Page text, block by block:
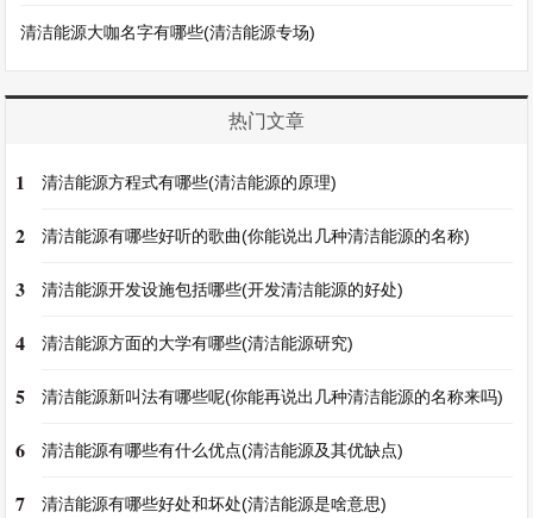
清洁能源大咖名字有哪些(清洁能源专场)
热门文章
1 清洁能源方程式有哪些(清洁能源的原理)
2 清洁能源有哪些好听的歌曲(你能说出几种清洁能源的名称)
3 清洁能源开发设施包括哪些(开发清洁能源的好处)
4 清洁能源方面的大学有哪些(清洁能源研究)
5 清洁能源新叫法有哪些呢(你能再说出几种清洁能源的名称来吗)
6 清洁能源有哪些有什么优点(清洁能源及其优缺点)
7 清洁能源有哪些好处和坏处(清洁能源是啥意思)